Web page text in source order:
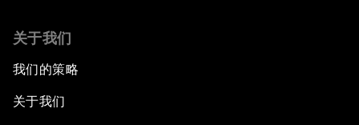
关于我们
我们的策略
关于我们